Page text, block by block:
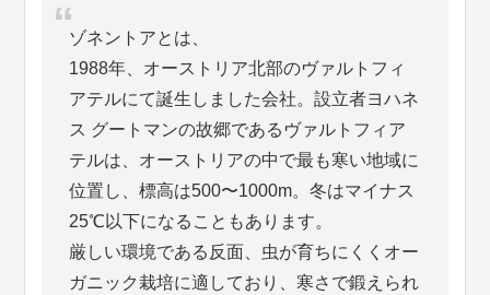
ゾネントアとは、
1988年、オーストリア北部のヴァルトフィ
アテルにて誕生しました会社。設立者ヨハネ
ス グートマンの故郷であるヴァルトフィア
テルは、オーストリアの中で最も寒い地域に
位置し、標高は500〜1000m。冬はマイナス
25℃以下になることもあります。
厳しい環境である反面、虫が育ちにくくオー
ガニック栽培に適しており、寒さで鍛えられ